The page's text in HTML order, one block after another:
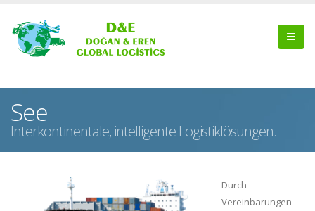
See
Interkontinentale, intelligente Logistiklösungen.
Durch
Vereinbarungen